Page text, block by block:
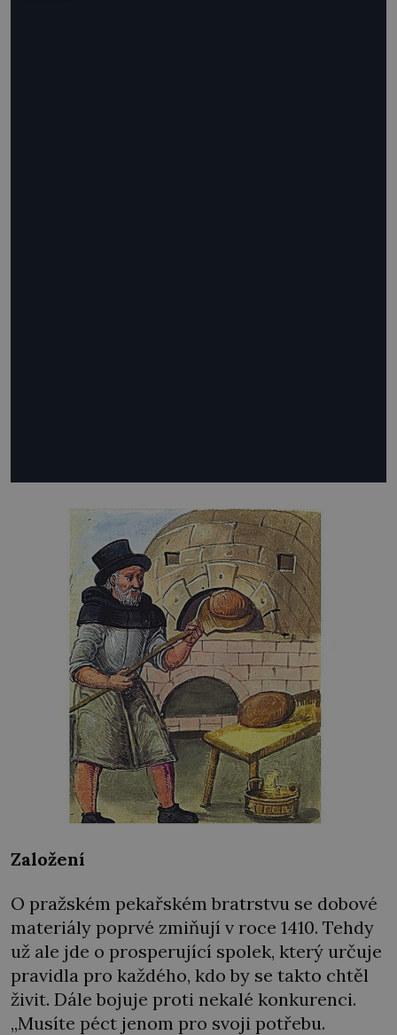
Založení
O pražském pekařském bratrstvu se dobové
materiály poprvé zmiňují v roce 1410. Tehdy
už ale jde o prosperující spolek, který určuje
pravidla pro každého, kdo by se takto chtěl
živit. Dále bojuje proti nekalé konkurenci.
„Musíte péct jenom pro svoji potřebu.